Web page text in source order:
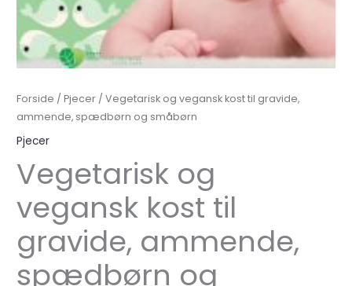
Forside /Pjecer / Vegetarisk og vegansk kost til gravide,
ammende, spædbørn og småbørn
Pjecer
Vegetarisk og
vegansk kost til
gravide, ammende,
spædbørn og